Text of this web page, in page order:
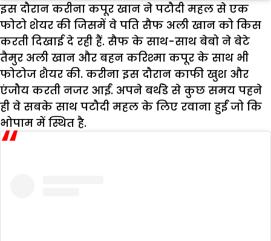
इस दौरान करीना कपूर खान ने पटौदी महल से एक
फोटो शेयर की जिसमें वे पति सैफ अली खान को किस
करती दिखाई दे रही हैं. सैफ के साथ-साथ बेबो ने बेटे
तैमुर अली खान और बहन करिश्मा कपूर के साथ भी
फोटोज शैयर की. करीना इस दौरान काफी खुश और
एंजौय करती नजर आईं. अपने बर्थडे से कुछ समय पहने
ही वे सबके साथ पटौदी महल के लिए रवाना हुईं जो कि
भोपाम में स्थित है.